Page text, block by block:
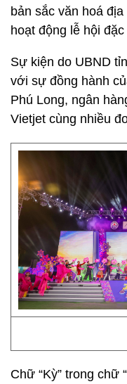
bản sắc văn hoá
hoạt động lễ hội
Sự kiện do UBND
với sự đồng hành
Phú Long, ngân
Vietjet cùng nhiều
Chữ “Kỳ” trong chữ